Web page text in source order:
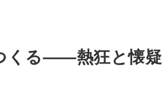
くる――熱狂と懐疑